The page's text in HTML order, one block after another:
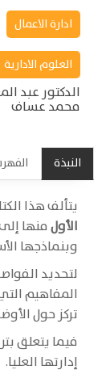
ادارة الاعمال
العلوم الادارية
الدكتور عبد
محمد عساف
النبذة
يتألف هذا
الأول منها
وبنماذجها
لتحديد
المفاهيم
تركز حول
فيما يتعلق
إدارتها العليا.